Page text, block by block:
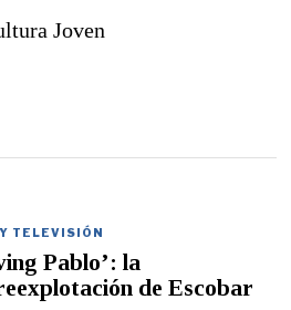
Joven
TELEVISIÓN
Pablo’: la
de Escobar